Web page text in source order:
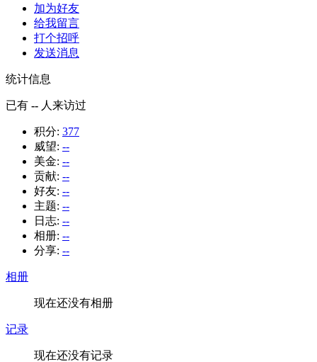
加为好友
给我留言
打个招呼
发送消息
统计信息
已有 -- 人来访过
积分: 377
威望: --
美金: --
贡献: --
好友: --
主题: --
日志: --
相册: --
分享: --
相册
现在还没有相册
记录
现在还没有记录